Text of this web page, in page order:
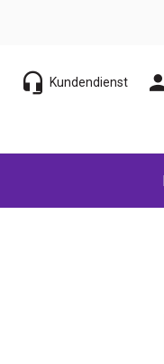
Kundendienst